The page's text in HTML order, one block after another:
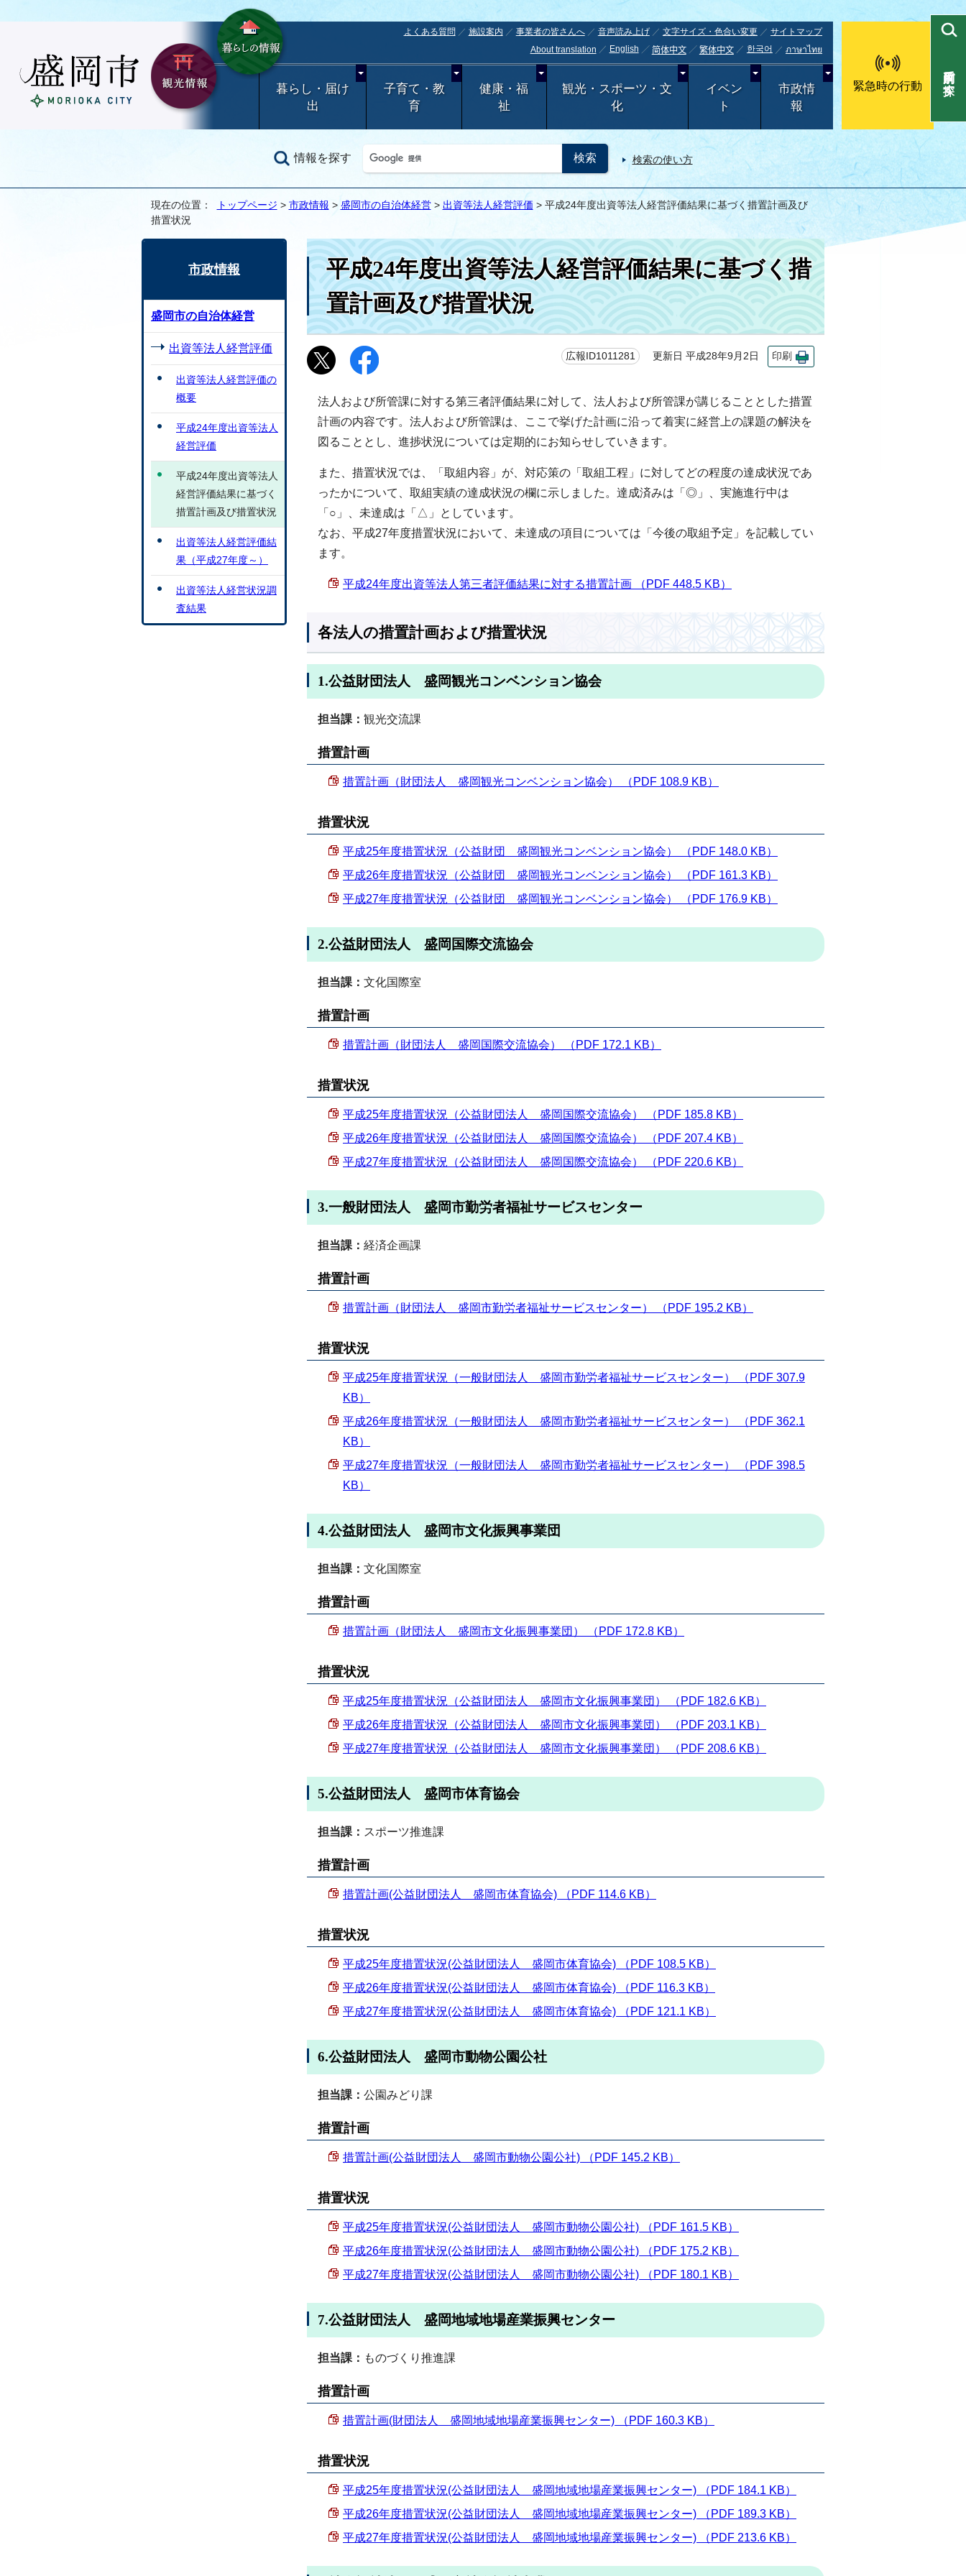
よくある質問 施設案内 事業者の皆さんへ 音声読み上げ 文字サイズ・色合い変更
サイトマップ
About translation
English 简体中文 繁体中文 한국어 ภาษาไทย
暮らし・届け
出
子育て・教
育
健康・福
祉
観光・スポーツ・文
化
イベン
ト
市政情
報
緊急時の行動
情報を探す 検索の使い方
目的別で探す
現在の位置： トップページ > 市政情報 > 盛岡市の自治体経営> 出資等法人経営評価 > 平成24年度出資等法人経営評価結果に基づく措置計画及び
措置状況
平成24年度出資等法人経営評価結果に基づく措
置計画及び措置状況
広報ID1011281 更新日 平成28年9月2日 印刷
法人および所管課に対する第三者評価結果に対して、法人および所管課が講じることとした措置
計画の内容です。法人および所管課は、ここで挙げた計画に沿って着実に経営上の課題の解決を
図ることとし、進捗状況については定期的にお知らせしていきます。
また、措置状況では、「取組内容」が、対応策の「取組工程」に対してどの程度の達成状況であ
ったかについて、取組実績の達成状況の欄に示しました。達成済みは「◎」、実施進行中は
「○」、未達成は「△」としています。
なお、平成27年度措置状況において、未達成の項目については「今後の取組予定」を記載してい
ます。
平成24年度出資等法人第三者評価結果に対する措置計画 （PDF 448.5 KB）
各法人の措置計画および措置状況
1.公益財団法人 盛岡観光コンベンション協会
担当課： 観光交流課
措置計画
措置計画（財団法人 盛岡観光コンベンション協会） （PDF 108.9 KB）
措置状況
平成25年度措置状況（公益財団 盛岡観光コンベンション協会） （PDF 148.0 KB）
平成26年度措置状況（公益財団 盛岡観光コンベンション協会） （PDF 161.3 KB）
平成27年度措置状況（公益財団 盛岡観光コンベンション協会） （PDF 176.9 KB）
2.公益財団法人 盛岡国際交流協会
担当課： 文化国際室
措置計画
措置計画（財団法人 盛岡国際交流協会） （PDF 172.1 KB）
措置状況
平成25年度措置状況（公益財団法人 盛岡国際交流協会） （PDF 185.8 KB）
平成26年度措置状況（公益財団法人 盛岡国際交流協会） （PDF 207.4 KB）
平成27年度措置状況（公益財団法人 盛岡国際交流協会） （PDF 220.6 KB）
3.一般財団法人 盛岡市勤労者福祉サービスセンター
担当課： 経済企画課
措置計画
措置計画（財団法人 盛岡市勤労者福祉サービスセンター） （PDF 195.2 KB）
措置状況
平成25年度措置状況（一般財団法人 盛岡市勤労者福祉サービスセンター） （PDF 307.9
KB）
平成26年度措置状況（一般財団法人 盛岡市勤労者福祉サービスセンター） （PDF 362.1
KB）
平成27年度措置状況（一般財団法人 盛岡市勤労者福祉サービスセンター） （PDF 398.5
KB）
4.公益財団法人 盛岡市文化振興事業団
担当課： 文化国際室
措置計画
措置計画（財団法人 盛岡市文化振興事業団） （PDF 172.8 KB）
措置状況
平成25年度措置状況（公益財団法人 盛岡市文化振興事業団） （PDF 182.6 KB）
平成26年度措置状況（公益財団法人 盛岡市文化振興事業団） （PDF 203.1 KB）
平成27年度措置状況（公益財団法人 盛岡市文化振興事業団） （PDF 208.6 KB）
5.公益財団法人 盛岡市体育協会
担当課： スポーツ推進課
措置計画
措置計画(公益財団法人 盛岡市体育協会) （PDF 114.6 KB）
措置状況
平成25年度措置状況(公益財団法人 盛岡市体育協会) （PDF 108.5 KB）
平成26年度措置状況(公益財団法人 盛岡市体育協会) （PDF 116.3 KB）
平成27年度措置状況(公益財団法人 盛岡市体育協会) （PDF 121.1 KB）
6.公益財団法人 盛岡市動物公園公社
担当課： 公園みどり課
措置計画
措置計画(公益財団法人 盛岡市動物公園公社) （PDF 145.2 KB）
措置状況
平成25年度措置状況(公益財団法人 盛岡市動物公園公社) （PDF 161.5 KB）
平成26年度措置状況(公益財団法人 盛岡市動物公園公社) （PDF 175.2 KB）
平成27年度措置状況(公益財団法人 盛岡市動物公園公社) （PDF 180.1 KB）
7.公益財団法人 盛岡地域地場産業振興センター
担当課： ものづくり推進課
措置計画
措置計画(財団法人 盛岡地域地場産業振興センター) （PDF 160.3 KB）
措置状況
平成25年度措置状況(公益財団法人 盛岡地域地場産業振興センター) （PDF 184.1 KB）
平成26年度措置状況(公益財団法人 盛岡地域地場産業振興センター) （PDF 189.3 KB）
平成27年度措置状況(公益財団法人 盛岡地域地場産業振興センター) （PDF 213.6 KB）
市政情報
盛岡市の自治体経営
出資等法人経営評価
出資等法人経営評価の
概要
平成24年度出資等法人
経営評価
平成24年度出資等法人
経営評価結果に基づく
措置計画及び措置状況
出資等法人経営評価結
果（平成27年度～）
出資等法人経営状況調
査結果